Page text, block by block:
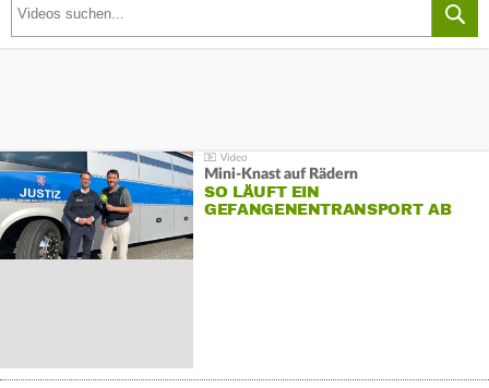
Mini-Knast auf Rädern
SO LÄUFT EIN
GEFANGENENTRANSPORT AB